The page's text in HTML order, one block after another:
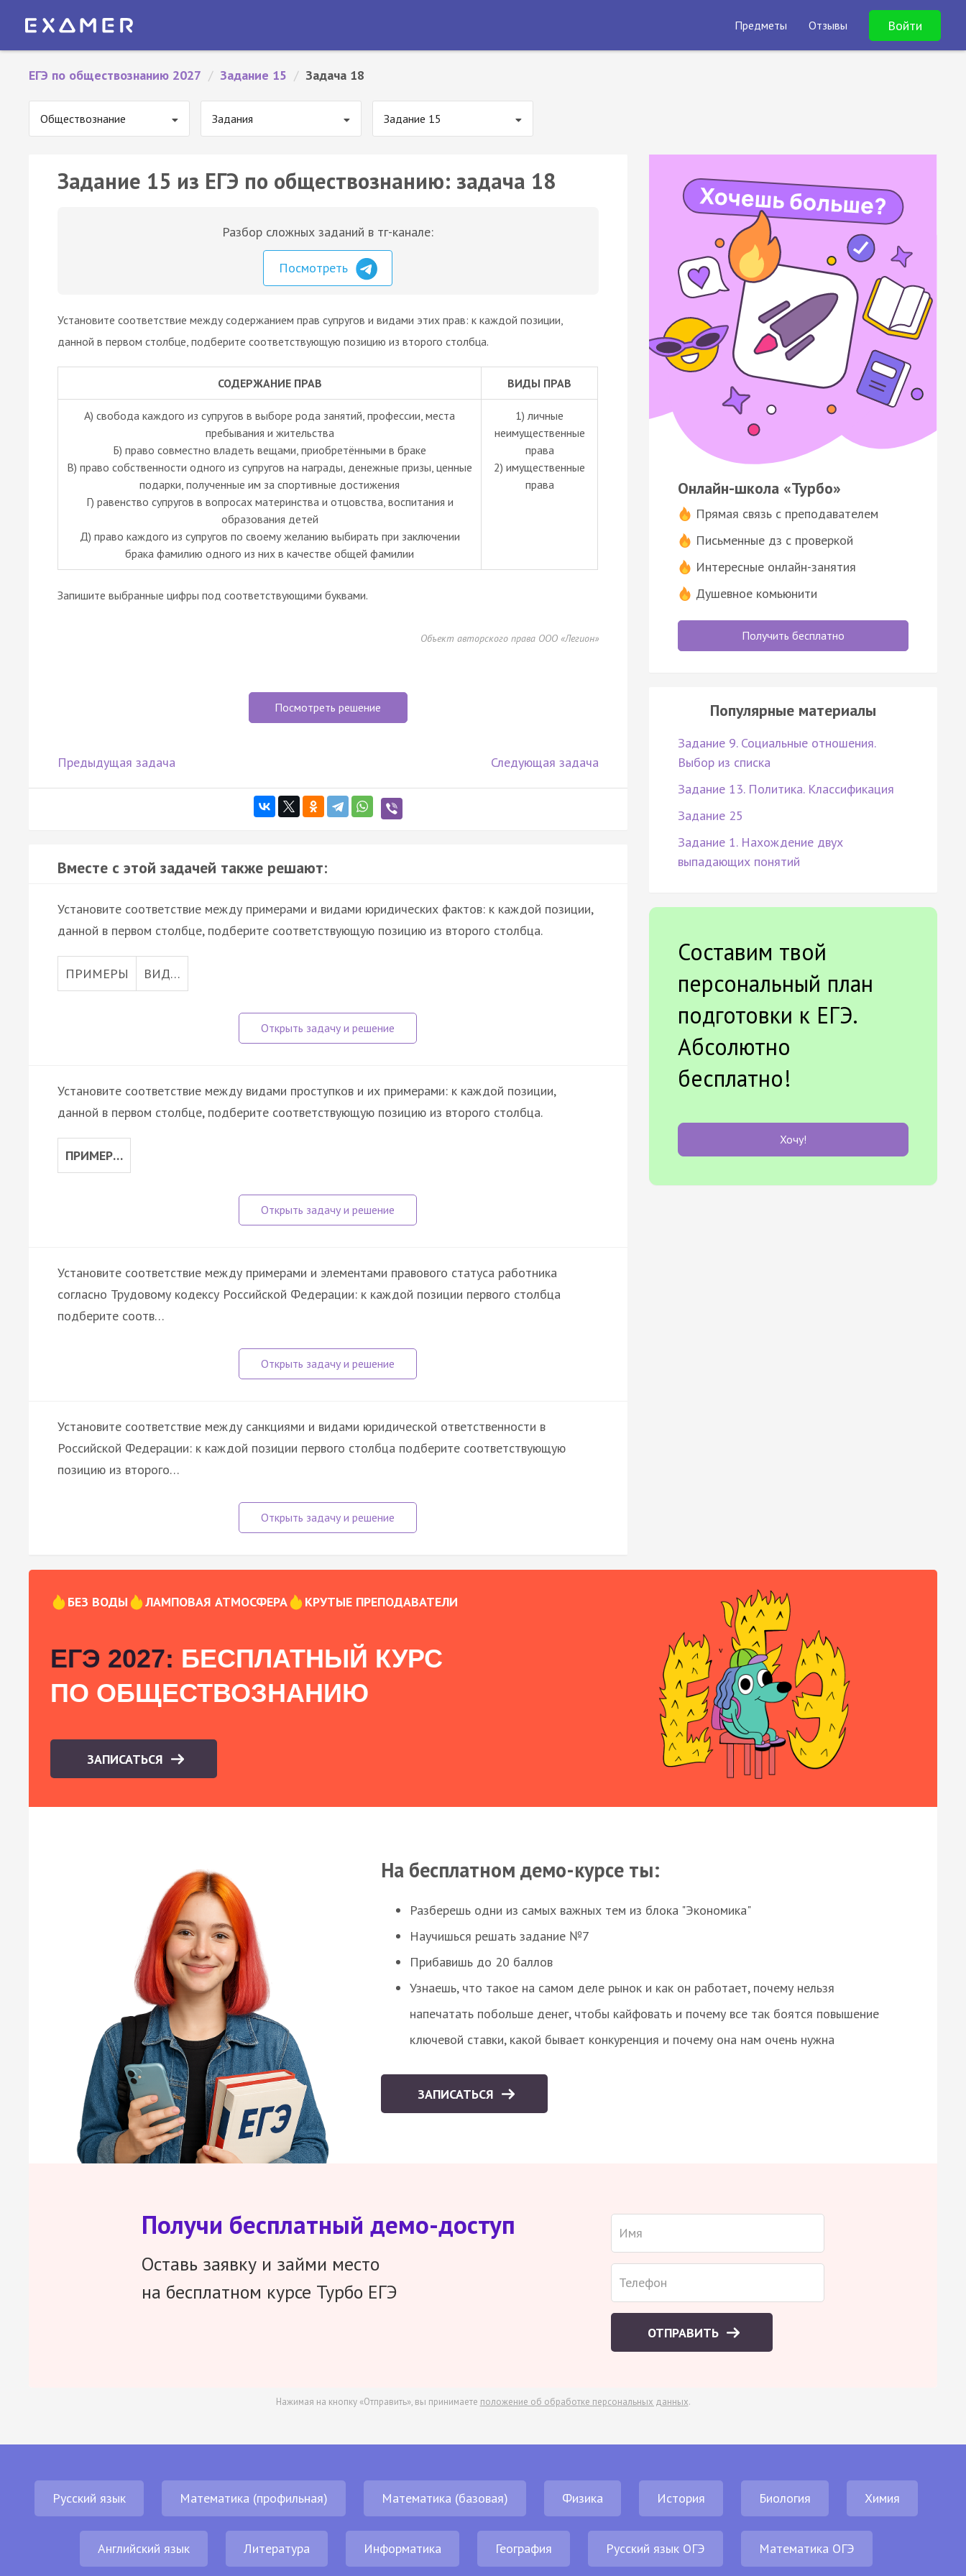
Предметы Отзывы Войти
ЕГЭ по обществознанию 2027 / Задание 15 / Задача 18
Обществознание Задания Задание 15
Задание 15 из ЕГЭ по обществознанию: задача 18
Разбор сложных заданий в тг-канале:
Посмотреть
Установите соответствие между содержанием прав супругов и видами этих прав: к каждой позиции,
данной в первом столбце, подберите соответствующую позицию из второго столбца.
СОДЕРЖАНИЕ ПРАВ ВИДЫ ПРАВ
А) свобода каждого из супругов в выборе рода занятий, профессии, места
пребывания и жительства
Б) право совместно владеть вещами, приобретёнными в браке
B) право собственности одного из супругов на награды, денежные призы, ценные
подарки, полученные им за спортивные достижения
Г) равенство супругов в вопросах материнства и отцовства, воспитания и
образования детей
Д) право каждого из супругов по своему желанию выбирать при заключении
брака фамилию одного из них в качестве общей фамилии
1) личные
неимущественные
права
2) имущественные
права
Запишите выбранные цифры под соответствующими буквами.
Объект авторского права ООО «Легион»
Посмотреть решение
Предыдущая задача Следующая задача
Вместе с этой задачей также решают:
Установите соответствие между примерами и видами юридических фактов: к каждой позиции,
данной в первом столбце, подберите соответствующую позицию из второго столбца.
ПРИМЕРЫ ВИД…
Установите соответствие между видами проступков и их примерами: к каждой позиции,
данной в первом столбце, подберите соответствующую позицию из второго столбца.
ПРИМЕР…
Установите соответствие между примерами и элементами правового статуса работника
согласно Трудовому кодексу Российской Федерации: к каждой позиции первого столбца
подберите соотв…
Установите соответствие между санкциями и видами юридической ответственности в
Российской Федерации: к каждой позиции первого столбца подберите соответствующую
позицию из второго…
Онлайн-школа «Турбо»
Прямая связь с преподавателем
Письменные дз с проверкой
Интересные онлайн-занятия
Душевное комьюнити
Получить бесплатно
Популярные материалы
Задание 9. Социальные отношения.
Выбор из списка
Задание 13. Политика. Классификация
Задание 25
Задание 1. Нахождение двух
выпадающих понятий
Составим твой
персональный план
подготовки к ЕГЭ.
Абсолютно
бесплатно!
Хочу!
БЕЗ ВОДЫ ЛАМПОВАЯ АТМОСФЕРА КРУТЫЕ ПРЕПОДАВАТЕЛИ
ЕГЭ 2027: БЕСПЛАТНЫЙ КУРС
ПО ОБЩЕСТВОЗНАНИЮ
ЗАПИСАТЬСЯ
На бесплатном демо-курсе ты:
Разберешь одни из самых важных тем из блока "Экономика"
Научишься решать задание №7
Прибавишь до 20 баллов
Узнаешь, что такое на самом деле рынок и как он работает, почему нельзя
напечатать побольше денег, чтобы кайфовать и почему все так боятся повышение
ключевой ставки, какой бывает конкуренция и почему она нам очень нужна
ЗАПИСАТЬСЯ
Получи бесплатный демо-доступ
Оставь заявку и займи место
на бесплатном курсе Турбо ЕГЭ
ОТПРАВИТЬ
Нажимая на кнопку «Отправить», вы принимаете положение об обработке персональных данных.
Русский язык Математика (профильная) Математика (базовая) Физика История Биология Химия
Английский язык Литература Информатика География Русский язык ОГЭ Математика ОГЭ